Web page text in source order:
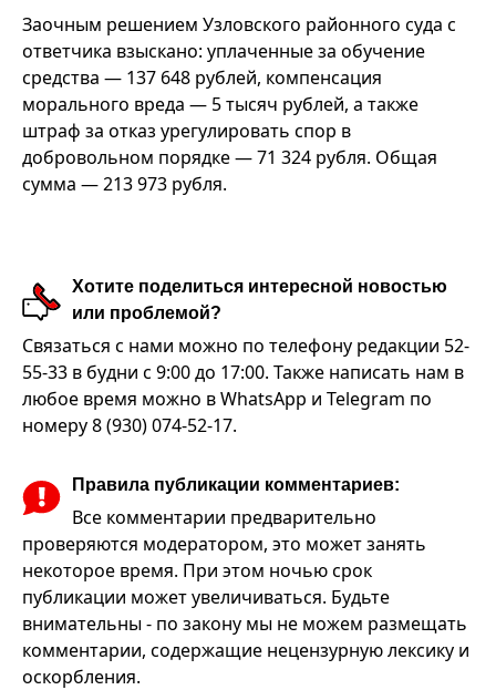
Заочным решением Узловского районного суда с
ответчика взыскано: уплаченные за обучение
средства — 137 648 рублей, компенсация
морального вреда — 5 тысяч рублей, а также
штраф за отказ урегулировать спор в
добровольном порядке — 71 324 рубля. Общая
сумма — 213 973 рубля.
Хотите поделиться интересной новостью
или проблемой?
Связаться с нами можно по телефону редакции 52-
55-33 в будни с 9:00 до 17:00. Также написать нам в
любое время можно в WhatsApp и Telegram по
номеру 8 (930) 074-52-17.
Правила публикации комментариев:
Все комментарии предварительно
проверяются модератором, это может занять
некоторое время. При этом ночью срок
публикации может увеличиваться. Будьте
внимательны - по закону мы не можем размещать
комментарии, содержащие нецензурную лексику и
оскорбления.